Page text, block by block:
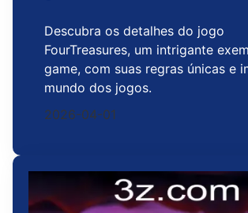
Descubra os detalhes do jogo
FourTreasures, um intrigante
game, com suas regras únicas e
mundo dos jogos.
2026-04-01